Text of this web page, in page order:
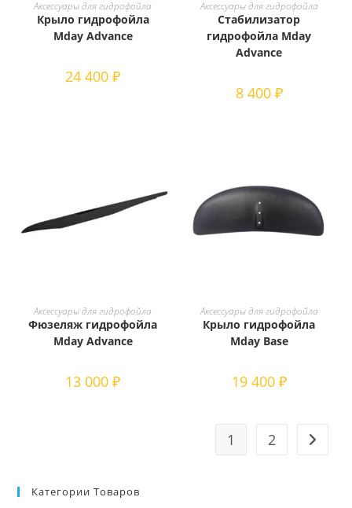
имеет
несколько
вариаций.
Опции
на
Аксессуары для гидрофойла
Крыло гидрофойла
Mday Advance
24 400₽
Аксессуары для гидрофойла
Стабилизатор
гидрофойла Mday
Advance
8 400 ₽
В КОРЗИНУ
Аксессуары для гидрофойла
Фюзеляж гидрофойла
Mday Advance
13 000₽
В КОРЗИНУ
Аксессуары для гидрофойла
Крыло гидрофойла
Mday Base
19 400 ₽
1 2
Категории Товаров